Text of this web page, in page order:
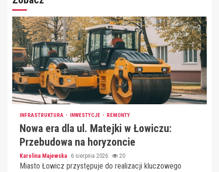
INFRASTRUKTURA INWESTYCJE REMONTY
Nowa era dla ul. Matejki w Łowiczu:
Przebudowa na horyzoncie
Karolina Majewska 6 sierpnia 2026 20
Miasto Łowicz przystępuje do realizacji kluczowego